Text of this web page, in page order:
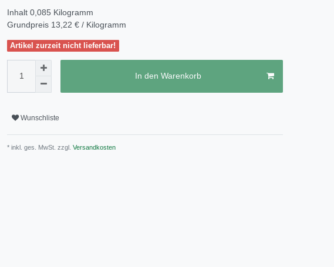
Inhalt 0,085 Kilogramm
Grundpreis 13,22 € / Kilogramm
Artikel zurzeit nicht lieferbar!
In den Warenkorb
Wunschliste
* inkl. ges. MwSt. zzgl. Versandkosten